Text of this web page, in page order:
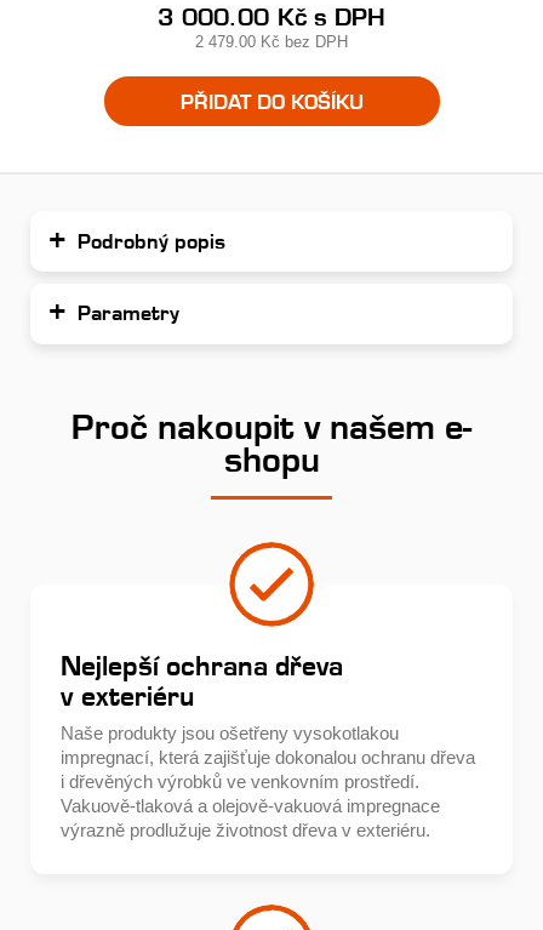
3 000.00 Kč s DPH
2 479.00 Kč bez DPH
PŘIDAT DO KOŠÍKU
Podrobný popis
Parametry
Proč nakoupit v našem e-
shopu
Nejlepší ochrana dřeva
v exteriéru
Naše produkty jsou ošetřeny vysokotlakou
impregnací, která zajišťuje dokonalou ochranu dřeva
i dřevěných výrobků ve venkovním prostředí.
Vakuově-tlaková a olejově-vakuová impregnace
výrazně prodlužuje životnost dřeva v exteriéru.